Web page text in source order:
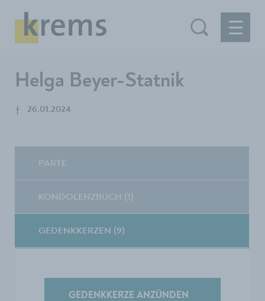
Helga Beyer-Statnik
† 26.01.2024
PARTE
KONDOLENZBUCH (1)
GEDENKKERZEN (9)
GEDENKKERZE ANZÜNDEN